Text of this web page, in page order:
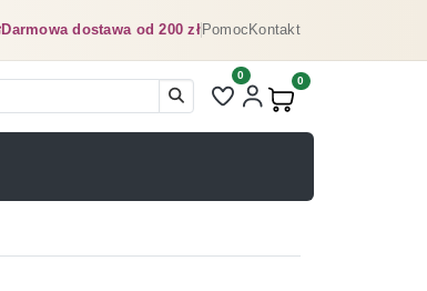
Darmowa dostawa od 200 złPomocKontakt
Liczba pozycji na liście
0
Produkty w koszyku:
0